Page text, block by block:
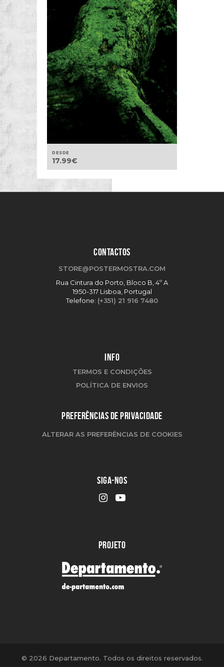
DESDE
17.99€
CONTACTOS
STORE@POSTERMOSTRA.COM
Rua Cintura do Porto, Bloco B, 4º A
1950-317 Lisboa, Portugal
Telefone: (+351) 21 916 7480
INFO
TERMOS E CONDIÇÕES
POLÍTICA DE ENVIOS
PREFERÊNCIAS DE PRIVACIDADE
ALTERAR AS PREFERÊNCIAS DE COOKIES
SIGA-NOS
PROJETO
© 2026 Departamento. Todos os direitos reservados.